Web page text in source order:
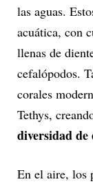
las aguas.
acuática, con
llenas de
cefalópodos.
corales
Tethys,
diversidad de
En el aire, los